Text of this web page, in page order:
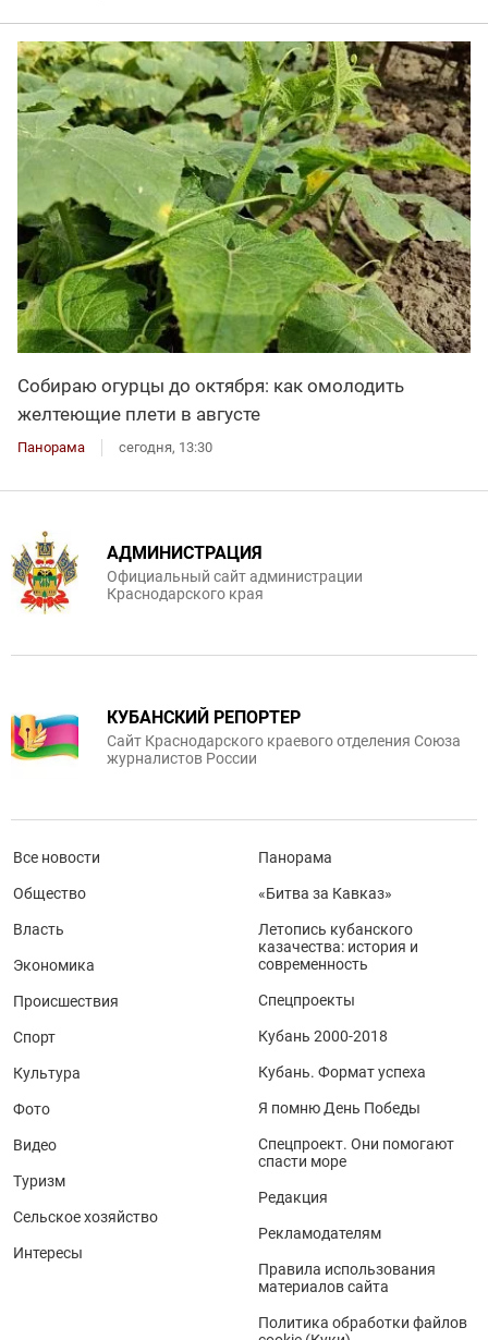
Собираю огурцы до октября: как омолодить
желтеющие плети в августе
Панорама сегодня, 13:30
АДМИНИСТРАЦИЯ
Официальный сайт администрации
Краснодарского края
КУБАНСКИЙ РЕПОРТЕР
Сайт Краснодарского краевого отделения Союза
журналистов России
Все новости
Общество
Власть
Экономика
Происшествия
Спорт
Культура
Фото
Видео
Туризм
Сельское хозяйство
Интересы
Панорама
«Битва за Кавказ»
Летопись кубанского
казачества: история и
современность
Спецпроекты
Кубань 2000-2018
Кубань. Формат успеха
Я помню День Победы
Спецпроект. Они помогают
спасти море
Редакция
Рекламодателям
Правила использования
материалов сайта
Политика обработки файлов